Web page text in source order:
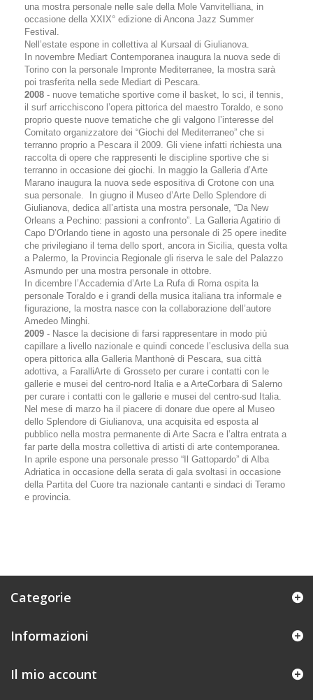
una mostra personale nelle sale della Mole Vanvitelliana, in
occasione della XXIX° edizione di Ancona Jazz Summer
Festival.
Nell’estate espone in collettiva al Kursaal di Giulianova.
In novembre Mediart Contemporanea inaugura la nuova sede di
Torino con la personale Impronte Mediterranee, la mostra sarà
poi trasferita nella sede Mediart di Pescara.
2008 - nuove tematiche sportive come il basket, lo sci, il tennis,
il surf arricchiscono l’opera pittorica del maestro Toraldo, e sono
proprio queste nuove tematiche che gli valgono l’interesse del
Comitato organizzatore dei “Giochi del Mediterraneo” che si
terranno proprio a Pescara il 2009. Gli viene infatti richiesta una
raccolta di opere che rappresenti le discipline sportive che si
terranno in occasione dei giochi. In maggio la Galleria d’Arte
Marano inaugura la nuova sede espositiva di Crotone con una
sua personale. In giugno il Museo d’Arte Dello Splendore di
Giulianova, dedica all’artista una mostra personale, “Da New
Orleans a Pechino: passioni a confronto”. La Galleria Agatirio di
Capo D’Orlando tiene in agosto una personale di 25 opere inedite
che privilegiano il tema dello sport, ancora in Sicilia, questa volta
a Palermo, la Provincia Regionale gli riserva le sale del Palazzo
Asmundo per una mostra personale in ottobre.
In dicembre l’Accademia d’Arte La Rufa di Roma ospita la
personale Toraldo e i grandi della musica italiana tra informale e
figurazione, la mostra nasce con la collaborazione dell’autore
Amedeo Minghi.
2009 - Nasce la decisione di farsi rappresentare in modo più
capillare a livello nazionale e quindi concede l’esclusiva della sua
opera pittorica alla Galleria Manthonè di Pescara, sua città
adottiva, a FaralliArte di Grosseto per curare i contatti con le
gallerie e musei del centro-nord Italia e a ArteCorbara di Salerno
per curare i contatti con le gallerie e musei del centro-sud Italia.
Nel mese di marzo ha il piacere di donare due opere al Museo
dello Splendore di Giulianova, una acquisita ed esposta al
pubblico nella mostra permanente di Arte Sacra e l’altra entrata a
far parte della mostra collettiva di artisti di arte contemporanea.
In aprile espone una personale presso “Il Gattopardo” di Alba
Adriatica in occasione della serata di gala svoltasi in occasione
della Partita del Cuore tra nazionale cantanti e sindaci di Teramo
e provincia.
Categorie
Informazioni
Il mio account